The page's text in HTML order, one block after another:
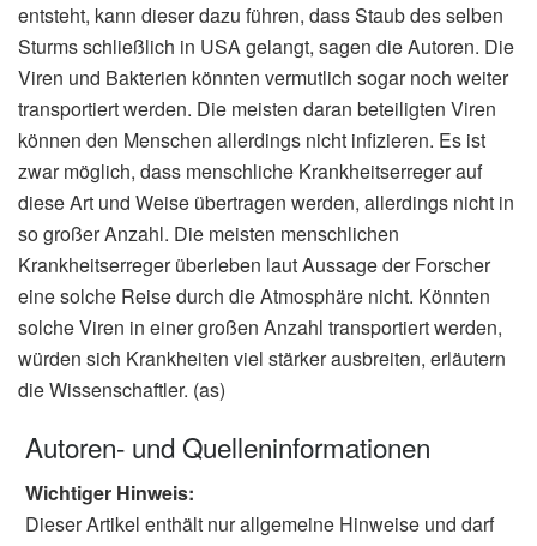
entsteht, kann dieser dazu führen, dass Staub des selben
Sturms schließlich in USA gelangt, sagen die Autoren. Die
Viren und Bakterien könnten vermutlich sogar noch weiter
transportiert werden. Die meisten daran beteiligten Viren
können den Menschen allerdings nicht infizieren. Es ist
zwar möglich, dass menschliche Krankheitserreger auf
diese Art und Weise übertragen werden, allerdings nicht in
so großer Anzahl. Die meisten menschlichen
Krankheitserreger überleben laut Aussage der Forscher
eine solche Reise durch die Atmosphäre nicht. Könnten
solche Viren in einer großen Anzahl transportiert werden,
würden sich Krankheiten viel stärker ausbreiten, erläutern
die Wissenschaftler. (as)
Autoren- und Quelleninformationen
Wichtiger Hinweis:
Dieser Artikel enthält nur allgemeine Hinweise und darf